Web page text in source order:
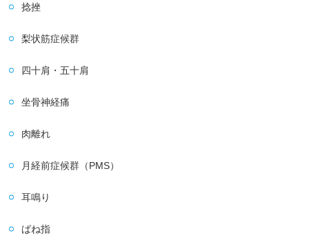
捻挫
梨状筋症候群
四十肩・五十肩
坐骨神経痛
肉離れ
月経前症候群（PMS）
耳鳴り
ばね指